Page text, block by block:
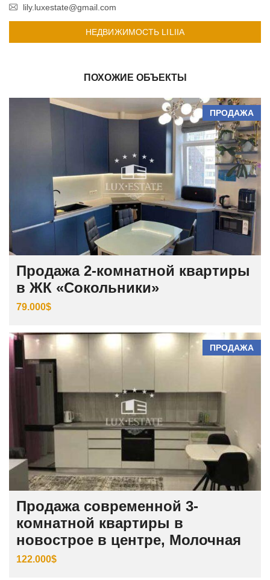
lily.luxestate@gmail.com
НЕДВИЖИМОСТЬ LILIIA
ПОХОЖИЕ ОБЪЕКТЫ
ПРОДАЖА
Продажа 2-комнатной квартиры
в ЖК «Сокольники»
79.000$
ПРОДАЖА
Продажа современной 3-
комнатной квартиры в
новострое в центре, Молочная
122.000$